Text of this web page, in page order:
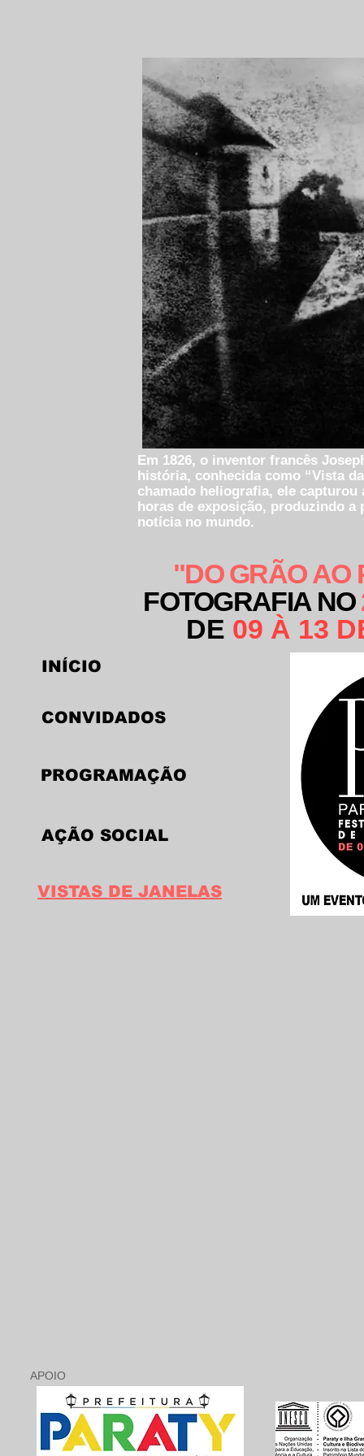
Em 1826, o inventor francês
história, conhecida como “Vista
chamado heliografia, ele
horas de exposição, produzindo a
notícia no mundo.
"DO GRÃO AO
FOTOGRAFIA NO
DE 09 À 13
INÍCIO
CONVIDADOS
PROGRAMAÇÃO
AÇÃO SOCIAL
VISTAS DE JANELAS
APOIO